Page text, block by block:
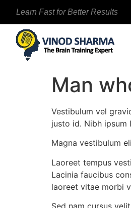
Learn Fast for Better Results
Man
Vestibulum vel
justo id. Nibh ipsum
Magna vestibulum
Laoreet tempus
Lacinia faucibus
laoreet vitae morbi